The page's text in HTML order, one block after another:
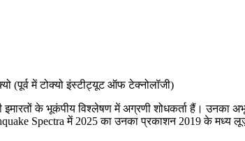
(पूर्व में टोक्यो इंस्टीट्यूट ऑफ टेक्नोलॉजी)
के भूकंपीय विश्लेषण में अग्रणी शोधकर्ता हैं। उनका
Spectra में 2025 का उनका प्रकाशन 2019 के मध्य